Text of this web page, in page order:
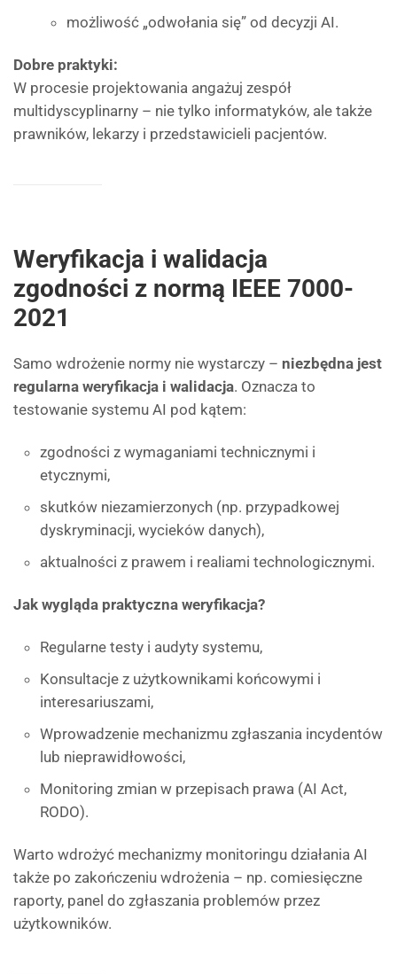
możliwość „odwołania się” od decyzji AI.
Dobre praktyki:
W procesie projektowania angażuj zespół
multidyscyplinarny – nie tylko informatyków, ale także
prawników, lekarzy i przedstawicieli pacjentów.
Weryfikacja i walidacja
zgodności z normą IEEE 7000-
2021
Samo wdrożenie normy nie wystarczy – niezbędna jest
regularna weryfikacja i walidacja. Oznacza to
testowanie systemu AI pod kątem:
zgodności z wymaganiami technicznymi i
etycznymi,
skutków niezamierzonych (np. przypadkowej
dyskryminacji, wycieków danych),
aktualności z prawem i realiami technologicznymi.
Jak wygląda praktyczna weryfikacja?
Regularne testy i audyty systemu,
Konsultacje z użytkownikami końcowymi i
interesariuszami,
Wprowadzenie mechanizmu zgłaszania incydentów
lub nieprawidłowości,
Monitoring zmian w przepisach prawa (AI Act,
RODO).
Warto wdrożyć mechanizmy monitoringu działania AI
także po zakończeniu wdrożenia – np. comiesięczne
raporty, panel do zgłaszania problemów przez
użytkowników.